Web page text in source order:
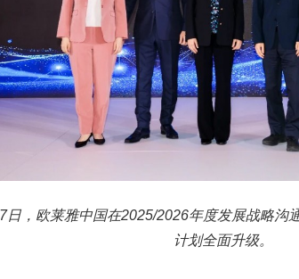
日，欧莱雅中国在2025/2026年度发展战略沟
计划全面升级。